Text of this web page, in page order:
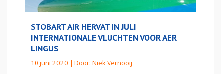
STOBART AIR HERVAT IN JULI
INTERNATIONALE VLUCHTEN VOOR AER
LINGUS
10 juni 2020 | Door: Niek Vernooij